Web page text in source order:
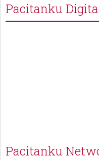
Pacitanku
Pacitanku